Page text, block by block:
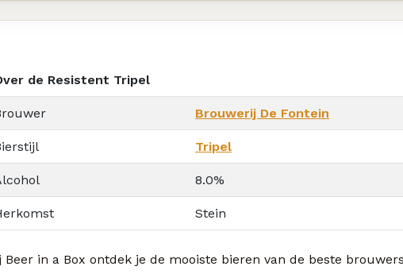
de Resistent Tripel
Brouwerij De Fontein
Tripel
8.0%
Stein
Beer in a Box ontdek je de mooiste bieren van de beste